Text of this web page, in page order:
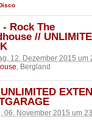
- Rock The
//
12. Dezember 2015 um
, Bergland
06. November 2015 um